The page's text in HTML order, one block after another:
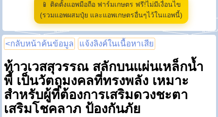
📱 ติดตั้งแอพมือถือ ฟาร์มเกษตร ฟรี!ไม่มีเงื่อนไข
(รวมแอพผสมปุ๋ย และแอพเกษตรอื่นๆไว้ในแอพนี้)
<กลับหน้าค้นข้อมูล แจ้งลิงค์ในเนื้อหาเสีย
ท้าวเวสสุวรรณ สลักบนแผ่นเหล็กน้ำ
พี้ เป็นวัตถุมงคลที่ทรงพลัง เหมาะ
สำหรับผู้ที่ต้องการเสริมดวงชะตา
เสริมโชคลาภ ป้องกันภัย